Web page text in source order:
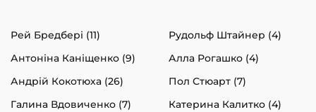
Рей Бредбері (11)
Рудольф Штайнер (4)
Антоніна Каніщенко (9)
Алла Рогашко (4)
Андрій Кокотюха (26)
Пол Стюарт (7)
Галина Вдовиченко (7)
Катерина Калитко (4)